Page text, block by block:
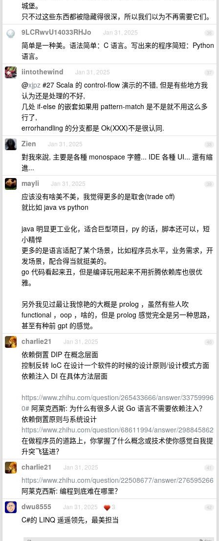
城堡。
只不过这些东西都被隐藏得很深，所以我们以为不再需要它们。
36
9LCRwvU14033RHJo Jan 31, 2025
简单是一种美。语法简单：C 语言。写出来的程序简短：Python
语言。
37
iintothewind Jan 31, 2025
@xjpz #27 Scala 的 control-flow 演示的不错, 但是有些地方我
认为还是处理的不好,
几处 if-else 的嵌套如果用 pattern-match 是不是就不用这么多
行了,
errorhandling 的分支都是 Ok(XXX)不是很认同.
38
Zien Jan 31, 2025
對我來說, 主要是各種 monospace 字體... IDE 各種 UI... 還有縮
進...
39
mayli Jan 31, 2025
应该没有啥美不美，我觉得更多的是取舍(trade off)
就比如 java vs python
java 明显更工业化，适合巨型项目，py 的话，脚本还可以，短
小精悍
更多的是语言适配了某个场景，比如程序员水平，业务需求，开
发场景，配合得当就挺美的。
go 代码看起来丑，但是编译玩用起来不用折腾依赖库也很优
雅。
另外我见过最让我惊艳的大概是 prolog ，虽然有些人吹
functional ，oop ，啥的，但是 prolog 感觉完全是另一种思路，
甚至有种前 gpt 的感觉。
40
charlie21 Jan 31, 2025
依赖倒置 DIP 在概念层面
控制反转 IoC 在设计一个软件的时候的设计原则/设计模式方面
依赖注入 DI 在具体方法层面
https://www.zhihu.com/question/265433666/answer/33759996
0# 阿莱克西斯: 为什么有很多人说 Go 语言不需要依赖注入？
依赖倒置原则与系统设计
https://www.zhihu.com/question/68611994/answer/298845862
在做程序员的道路上，你掌握了什么概念或技术使你感觉自我提
升突飞猛进？
41
charlie21 Jan 31, 2025
https://www.zhihu.com/question/22508677/answer/276595266
阿莱克西斯: 编程到底难在哪里？
42
dwu8555 Jan 31, 2025 3
C#的 LINQ 遥遥领先，最美担当